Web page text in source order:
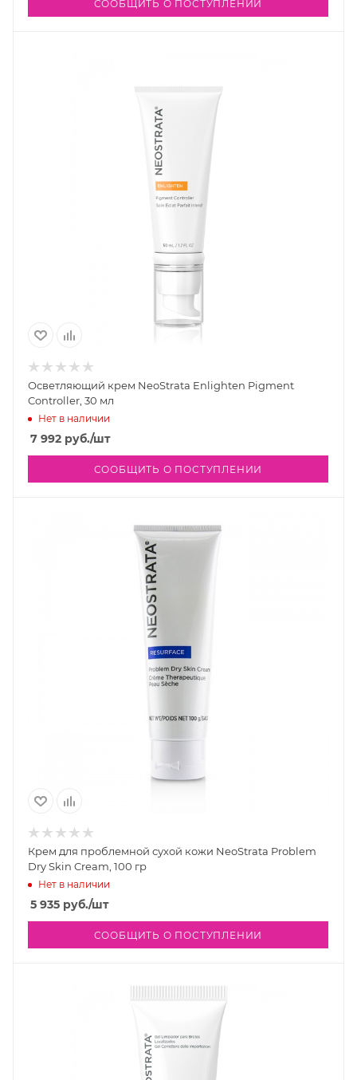
СООБЩИТЬ О ПОСТУПЛЕНИИ
Осветляющий крем NeoStrata Enlighten Pigment
Controller, 30 мл
Нет в наличии
7 992 руб./шт
СООБЩИТЬ О ПОСТУПЛЕНИИ
Крем для проблемной сухой кожи NeoStrata Problem
Dry Skin Cream, 100 гр
Нет в наличии
5 935 руб./шт
СООБЩИТЬ О ПОСТУПЛЕНИИ